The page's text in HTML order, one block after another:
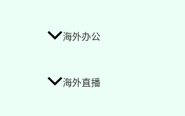
海外办公
海外直播